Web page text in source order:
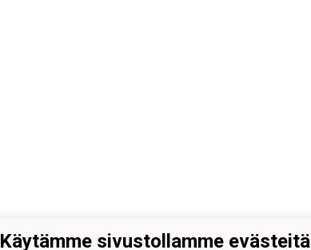
Käytämme sivustollamme evästeitä